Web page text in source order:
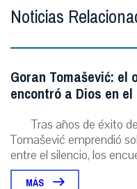
Noticias
Goran Tomašević: el
encontró a Dios en
Tras años de éxito
Tomašević emprendió
entre el silencio, los
MÁS